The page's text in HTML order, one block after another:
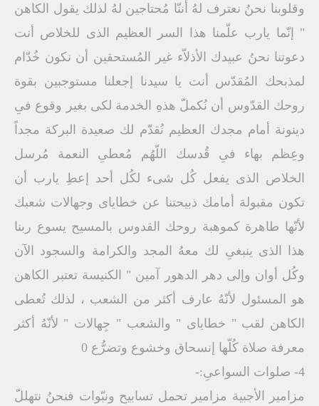
وقلوبنا نحنُ نعترف لهُ أننّا مُحتاجين لهُ لذلك يقول الكاهن
" إنّما يارب علّمنا هذا السر العظيم الذى للخلاص أنت
دعوتنا نحنُ عبيدك الأذلاّء غير المُستحقين أن نكون خُدّام
لمذبحك المُقدّس أنت يا سيدنا إجعلنا مستوجبين بقوة
روحك القدّوس أن نُكملّ هذهِ الخدمة لكى بغير وقوع فىِ
دينونة أمام مجدك العظيم نُقدّم لك صعيدة البركة مجداً
وعِظم بهاء فىِ قُدسك اللّهُم مُعطىِ النعمة مُرسل
الخلاص الذى يفعل كُل شىء لكُل أحد إعطِ يارب أن
تكون مقبولة أمامك ذبيحتنا عن خطاياى وجهالات شعبك
لأنّها طاهرة كموهبة روحك القدوس بالمسيح يسوع ربنا
هذا الذى ينبغىِ لك معهُ المجد والكرامة والسجود الآن
وكُل أوان وإلى دهر الدهور آمين " الكنيسة تعتبر الكاهن
هو المسئول لأنّهُ عارف أكثر من الشعب ، لذلك تُعطى
الكاهن لقب " خطاياى " والشعب " جِهالات " لأنّهُ أكثر
معرفة صلاة كُلّها إنسحاق وخشوع وتضرُّع 0
4- صلوات السواعىِ:-
مزامير الأجبية مزامير تحمل تسابيح ونبّوات فنحنُ نتهللّ